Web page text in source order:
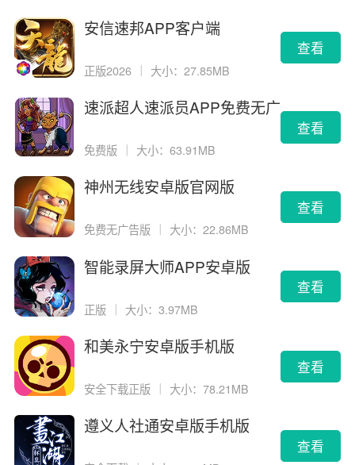
安信速邦APP客户端
正版2026 ｜ 大小：27.85MB
查看
速派超人速派员APP免费无广
免费版 大小：63.91MB
查看
神州无线安卓版官网版
免费无广告版 大小：22.86MB
查看
智能录屏大师APP安卓版
正版 ｜ 大小：3.97MB
查看
和美永宁安卓版手机版
安全下载正版 大小：78.21MB
查看
遵义人社通安卓版手机版
查看